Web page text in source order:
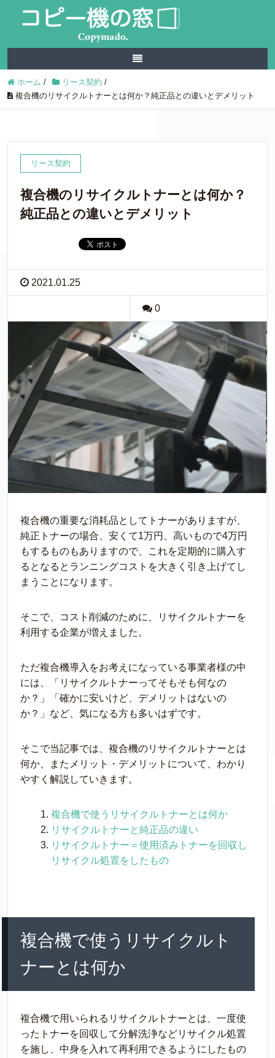
ホーム / リース契約 /
複合機のリサイクルトナーとは何か？純正品との違いとデメリット
リース契約
複合機のリサイクルトナーとは何か？
純正品との違いとデメリット
2021.01.25
0
複合機の重要な消耗品としてトナーがありますが、
純正トナーの場合、安くて1万円、高いもので4万円
もするものもありますので、これを定期的に購入す
るとなるとランニングコストを大きく引き上げてし
まうことになります。
そこで、コスト削減のために、リサイクルトナーを
利用する企業が増えました。
ただ複合機導入をお考えになっている事業者様の中
には、「リサイクルトナーってそもそも何なの
か？」「確かに安いけど、デメリットはないの
か？」など、気になる方も多いはずです。
そこで当記事では、複合機のリサイクルトナーとは
何か、またメリット・デメリットについて、わかり
やすく解説していきます。
複合機で使うリサイクルトナーとは何か
リサイクルトナーと純正品の違い
リサイクルトナー＝使用済みトナーを回収し
リサイクル処置をしたもの
複合機で使うリサイクルト
ナーとは何か
複合機で用いられるリサイクルトナーとは、一度使
ったトナーを回収して分解洗浄などリサイクル処置
を施し、中身を入れて再利用できるようにしたもの